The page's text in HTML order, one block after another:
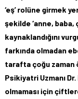
‘eş’ rolüne girmek
şekilde ‘anne,
kaynaklandığını
farkında olmadan
tarafta çoğu zaman
Psikiyatri Uzmanı
olmaması için